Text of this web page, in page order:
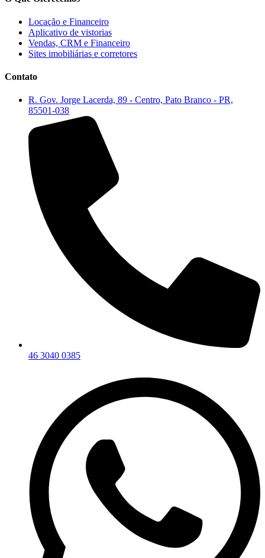
Locação e Financeiro
Aplicativo de vistorias
Vendas, CRM e Financeiro
Sites imobiliárias e corretores
Contato
R. Gov. Jorge Lacerda, 89 - Centro, Pato Branco - PR,
85501-038
46 3040 0385